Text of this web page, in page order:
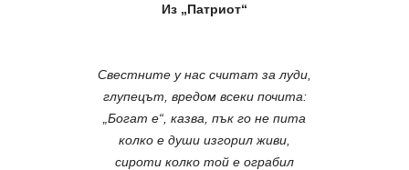
Из „Патриот“
Свестните у нас считат за луди,
глупецът, вредом всеки почита:
„Богат е“, казва, пък го не пита
колко е души изгорил живи,
сироти колко той е ограбил